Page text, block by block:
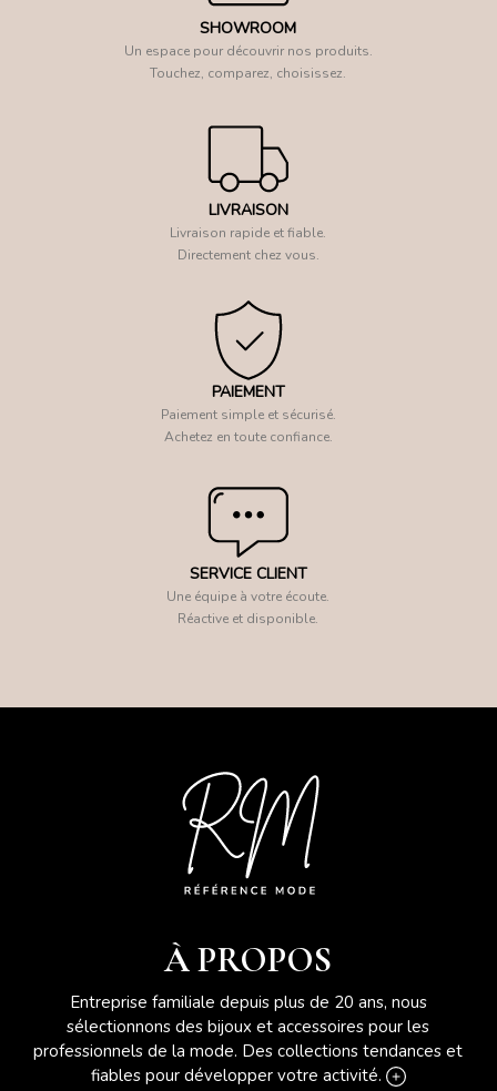
SHOWROOM
Un espace pour découvrir nos produits.
Touchez, comparez, choisissez.
LIVRAISON
Livraison rapide et fiable.
Directement chez vous.
PAIEMENT
Paiement simple et sécurisé.
Achetez en toute confiance.
SERVICE CLIENT
Une équipe à votre écoute.
Réactive et disponible.
À PROPOS
Entreprise familiale depuis plus de 20 ans, nous
sélectionnons des bijoux et accessoires pour les
professionnels de la mode. Des collections tendances et
fiables pour développer votre activité.